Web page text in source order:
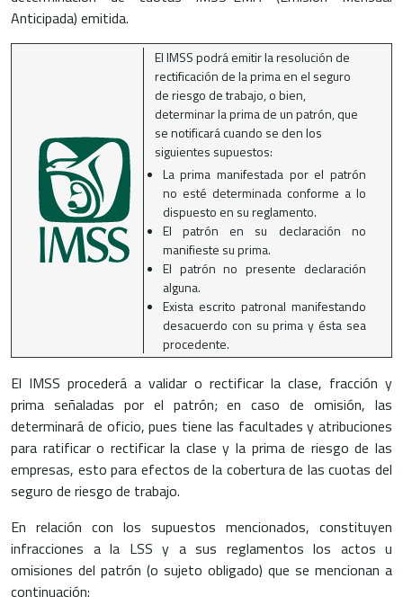
Anticipada) emitida.
El IMSS podrá emitir la resolución de
rectificación de la prima en el seguro
de riesgo de trabajo, o bien,
determinar la prima de un patrón, que
se notificará cuando se den los
siguientes supuestos:
La prima manifestada por el patrón
no esté determinada conforme a lo
dispuesto en su reglamento.
El patrón en su declaración no
manifieste su prima.
El patrón no presente declaración
alguna.
Exista escrito patronal manifestando
desacuerdo con su prima y ésta sea
procedente.
El IMSS procederá a validar o rectificar la clase, fracción y
prima señaladas por el patrón; en caso de omisión, las
determinará de oficio, pues tiene las facultades y atribuciones
para ratificar o rectificar la clase y la prima de riesgo de las
empresas, esto para efectos de la cobertura de las cuotas del
seguro de riesgo de trabajo.
En relación con los supuestos mencionados, constituyen
infracciones a la LSS y a sus reglamentos los actos u
omisiones del patrón (o sujeto obligado) que se mencionan a
continuación: